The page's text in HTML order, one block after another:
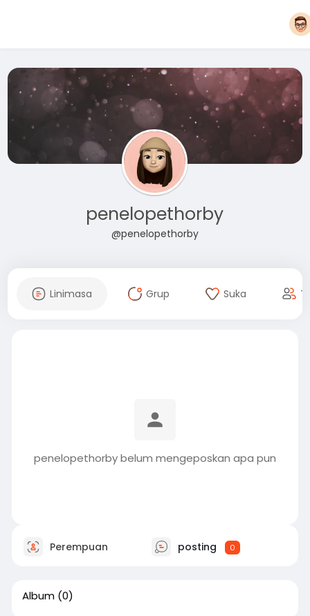
penelopethorby
@penelopethorby
Linimasa Grup Suka
penelopethorby belum mengeposkan apa pun
Perempuan posting 0
Album (0)